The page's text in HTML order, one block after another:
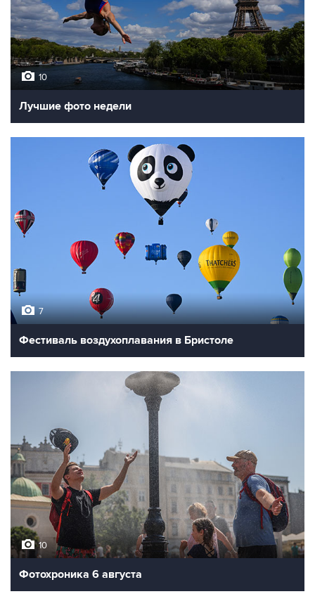
10
Лучшие фото недели
7
Фестиваль воздухоплавания в Бристоле
10
Фотохроника 6 августа